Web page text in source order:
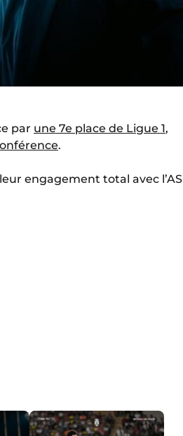
par une 7e place de Ligue 1,
.
engagement total avec l’AS